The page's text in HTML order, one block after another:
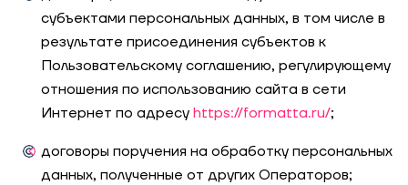
субъектами персональных данных, в том числе в
результате присоединения субъектов к
Пользовательскому соглашению, регулирующему
отношения по использованию сайта в сети
Интернет по адресу https://formatta.ru/;
договоры поручения на обработку персональных
данных, полученные от других Операторов;